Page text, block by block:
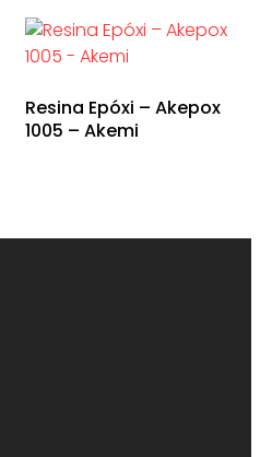
Resina Epóxi – Akepox
1005 – Akemi